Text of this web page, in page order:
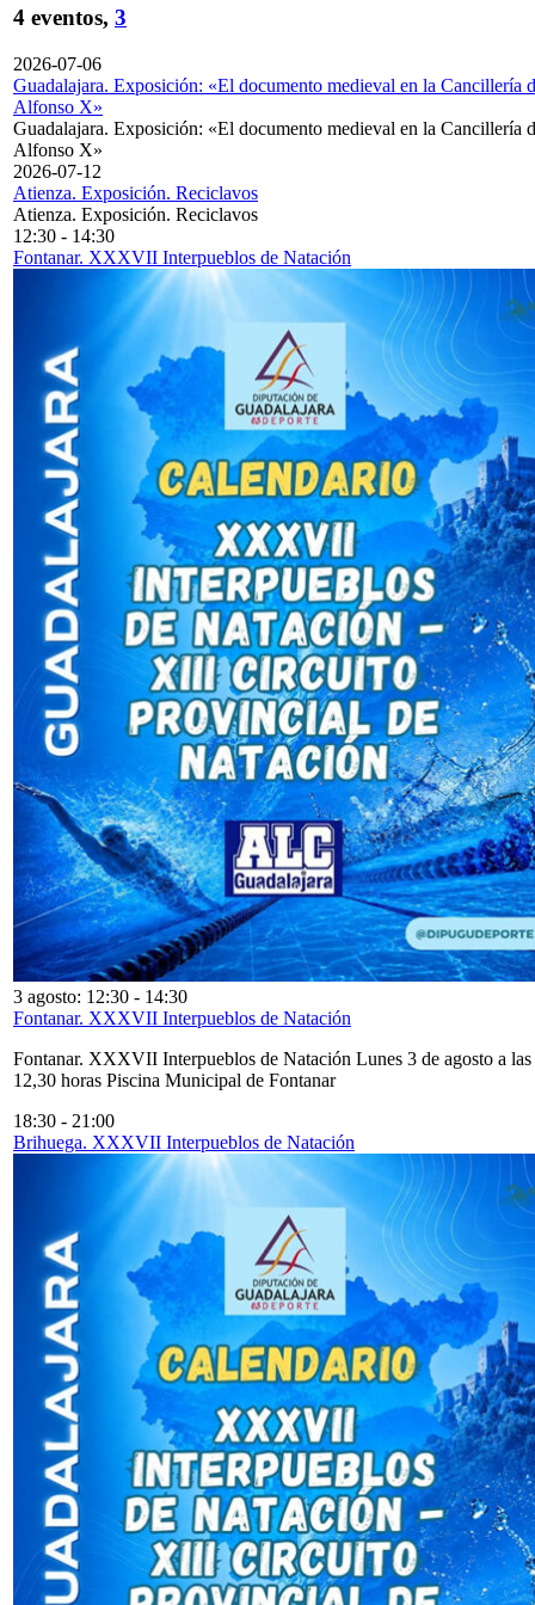
4 eventos, 3
2026-07-06
Guadalajara. Exposición: «El documento medieval en la Cancillería
Alfonso X»
Guadalajara. Exposición: «El documento medieval en la Cancillería
Alfonso X»
2026-07-12
Atienza. Exposición. Reciclavos
Atienza. Exposición. Reciclavos
12:30 - 14:30
Fontanar. XXXVII Interpueblos de Natación
3 agosto: 12:30 - 14:30
Fontanar. XXXVII Interpueblos de Natación
Fontanar. XXXVII Interpueblos de Natación Lunes 3 de agosto a las
12,30 horas Piscina Municipal de Fontanar
18:30 - 21:00
Brihuega. XXXVII Interpueblos de Natación